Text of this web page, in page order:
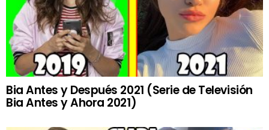
Bia Antes y Después 2021 (Serie de Televisión
Bia Antes y Ahora 2021)